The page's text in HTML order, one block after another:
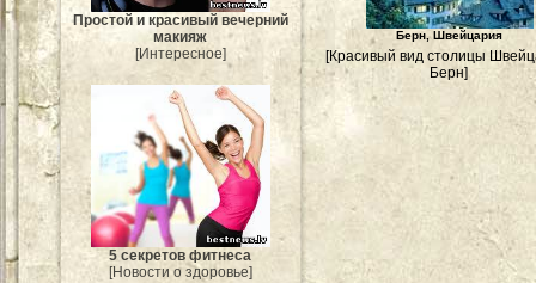
Простой и красивый вечерний
макияж
[Интересное]
5 секретов фитнеса
[Новости о здоровье]
Берн, Швейцария
[Красивый вид столицы
Берн]